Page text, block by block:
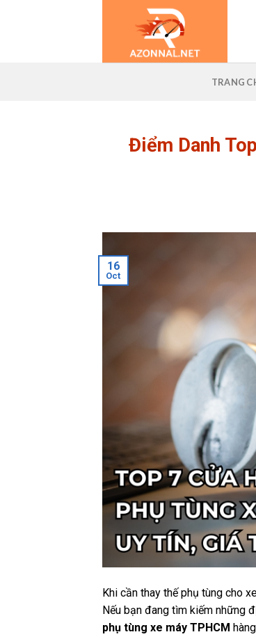
TRANG
Điểm Danh
16
Oct
Khi cần thay thế phụ tùng cho
Nếu bạn đang tìm kiếm những
phụ tùng xe máy TPHCM